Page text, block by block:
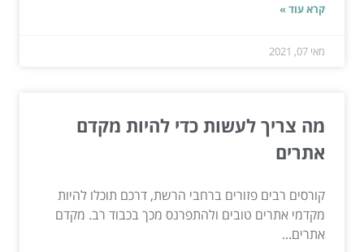
קרא עוד »
מאי 07, 2021
מה צריך לעשות כדי להיות מקדם
אתרים
קורסים רבים פזורים ברחבי הרשת, דרכם תוכלו להיות
מקדמי אתרים טובים ולהתפרנס מכך בכבוד רב. מקדם
אתרים...